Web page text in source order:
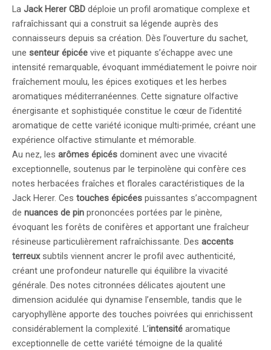
La Jack Herer CBD déploie un profil aromatique complexe et
rafraîchissant qui a construit sa légende auprès des
connaisseurs depuis sa création. Dès l’ouverture du sachet,
une senteur épicée vive et piquante s’échappe avec une
intensité remarquable, évoquant immédiatement le poivre noir
fraîchement moulu, les épices exotiques et les herbes
aromatiques méditerranéennes. Cette signature olfactive
énergisante et sophistiquée constitue le cœur de l’identité
aromatique de cette variété iconique multi-primée, créant une
expérience olfactive stimulante et mémorable.
Au nez, les arômes épicés dominent avec une vivacité
exceptionnelle, soutenus par le terpinolène qui confère ces
notes herbacées fraîches et florales caractéristiques de la
Jack Herer. Ces touches épicées puissantes s’accompagnent
de nuances de pin prononcées portées par le pinène,
évoquant les forêts de conifères et apportant une fraîcheur
résineuse particulièrement rafraîchissante. Des accents
terreuxsubtils viennent ancrer le profil avec authenticité,
créant une profondeur naturelle qui équilibre la vivacité
générale. Des notes citronnées délicates ajoutent une
dimension acidulée qui dynamise l’ensemble, tandis que le
caryophyllène apporte des touches poivrées qui enrichissent
considérablement la complexité. L’intensité aromatique
exceptionnelle de cette variété témoigne de la qualité